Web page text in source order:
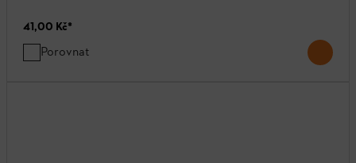
41,00 Kč*
Porovnat